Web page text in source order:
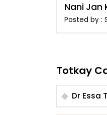
Nani Jan
Totkay
Posted by :
Totkay
Dr Essa